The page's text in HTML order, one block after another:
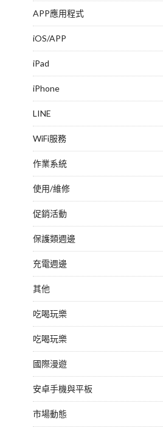
APP應用程式
iOS/APP
iPad
iPhone
LINE
WiFi服務
作業系統
使用/維修
促銷活動
保護類週邊
充電週邊
其他
吃喝玩樂
吃喝玩樂
國際漫遊
安卓手機與平板
市場動態